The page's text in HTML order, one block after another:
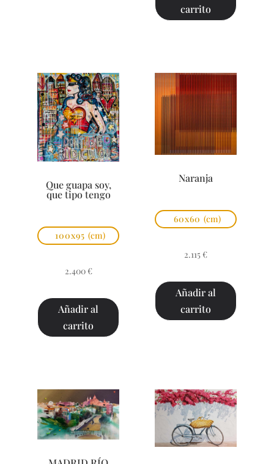
carrito
Que guapa soy,
que tipo tengo
100x95 (cm)
2.400 €
Añadir al
carrito
Naranja
60x60 (cm)
2.115 €
Añadir al
carrito